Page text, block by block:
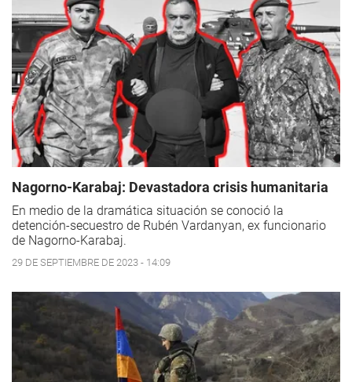
Nagorno-Karabaj: Devastadora crisis humanitaria
En medio de la dramática situación se conoció la
detención-secuestro de Rubén Vardanyan, ex funcionario
de Nagorno-Karabaj.
29 DE SEPTIEMBRE DE 2023 - 14:09